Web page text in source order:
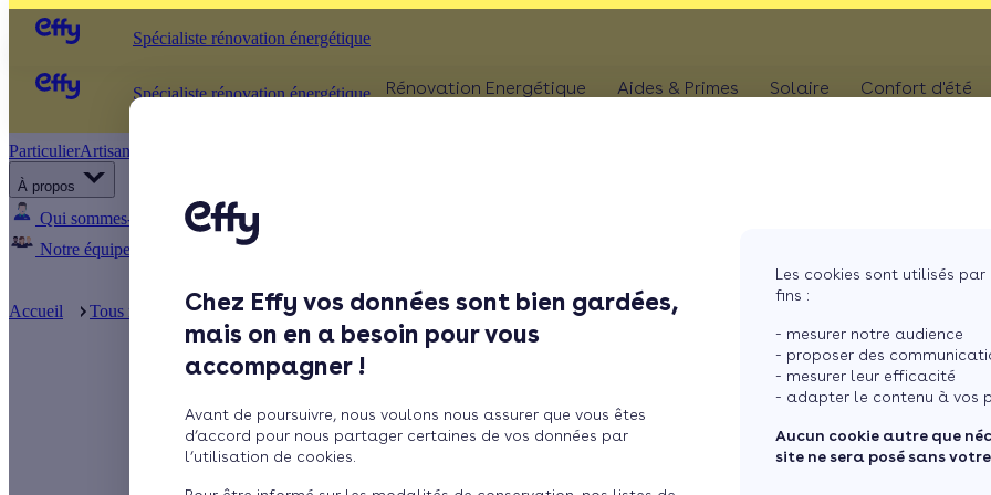
Chez Effy vos données sont bien gardées,
mais on en a besoin pour vous
accompagner !
Avant de poursuivre, nous voulons nous assurer que vous êtes
d’accord pour nous partager certaines de vos données par
l’utilisation de cookies.
Les cookies sont utilisés
fins :
- mesurer notre audience
- proposer des
- mesurer leur efficacité
- adapter le contenu à vos
Aucun cookie autre que
site ne sera posé sans
ParticulierArtisan / installateur
À propos
Qui sommes-nous ? Pourquoi Effy ?
Notre équipe
Rejoignez-nous
Spécialiste rénovation énergétique Rénovation Energétique
Sols
Chaudière
Dépannage chauffage
Aides & Primes
Aides chauffe-eau
thermodynamique
Solaire
Batterie panneaux
Confort d'été
Pergola
Store
Spécialiste rénovation énergétique
Accueil Tous nos flash infos Pourquoi le TRVE n’a pas vraiment baissé au 1 ...
Pourquoi le TRVE n’a pas vraiment
février